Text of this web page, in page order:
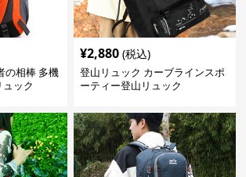
の相棒 多機
ック
¥2,880 (税込)
登山リュック カーブラインスポ
ーティー登山リュック